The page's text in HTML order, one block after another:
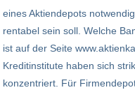
eines Aktiendepots
rentabel sein soll. Welche
ist auf der Seite
Kreditinstitute haben sich
konzentriert. Für